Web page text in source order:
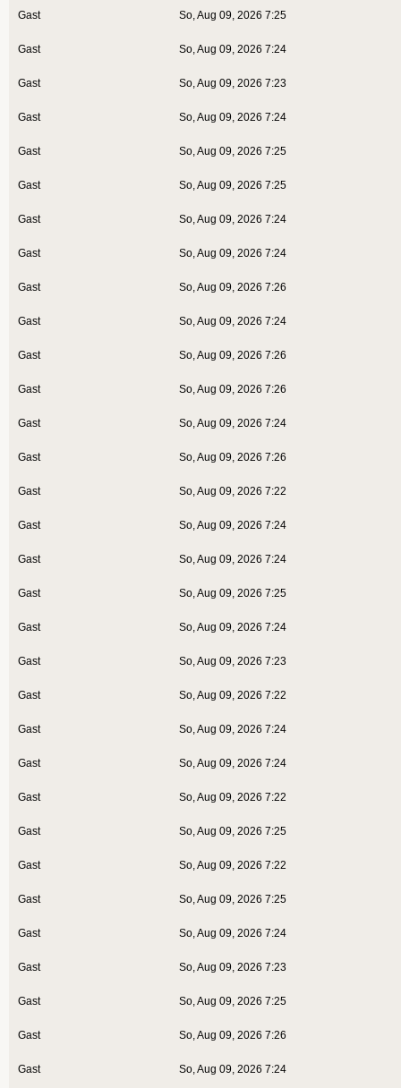
Gast So, Aug 09, 2026 7:25
Gast So, Aug 09, 2026 7:24
Gast So, Aug 09, 2026 7:23
Gast So, Aug 09, 2026 7:24
Gast So, Aug 09, 2026 7:25
Gast So, Aug 09, 2026 7:25
Gast So, Aug 09, 2026 7:24
Gast So, Aug 09, 2026 7:24
Gast So, Aug 09, 2026 7:26
Gast So, Aug 09, 2026 7:24
Gast So, Aug 09, 2026 7:26
Gast So, Aug 09, 2026 7:26
Gast So, Aug 09, 2026 7:24
Gast So, Aug 09, 2026 7:26
Gast So, Aug 09, 2026 7:22
Gast So, Aug 09, 2026 7:24
Gast So, Aug 09, 2026 7:24
Gast So, Aug 09, 2026 7:25
Gast So, Aug 09, 2026 7:24
Gast So, Aug 09, 2026 7:23
Gast So, Aug 09, 2026 7:22
Gast So, Aug 09, 2026 7:24
Gast So, Aug 09, 2026 7:24
Gast So, Aug 09, 2026 7:22
Gast So, Aug 09, 2026 7:25
Gast So, Aug 09, 2026 7:22
Gast So, Aug 09, 2026 7:25
Gast So, Aug 09, 2026 7:24
Gast So, Aug 09, 2026 7:23
Gast So, Aug 09, 2026 7:25
Gast So, Aug 09, 2026 7:26
Gast So, Aug 09, 2026 7:24